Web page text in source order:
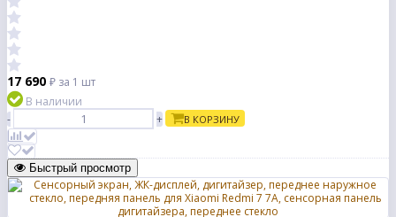
17 690 ₽ за 1 шт
В наличии
-
+ В КОРЗИНУ
Быстрый просмотр